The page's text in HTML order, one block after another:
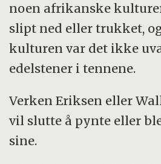
noen afrikanske
slipt ned eller trukket,
kulturen var det ikke
edelstener i tennene.
Verken Eriksen eller
vil slutte å pynte eller
sine.